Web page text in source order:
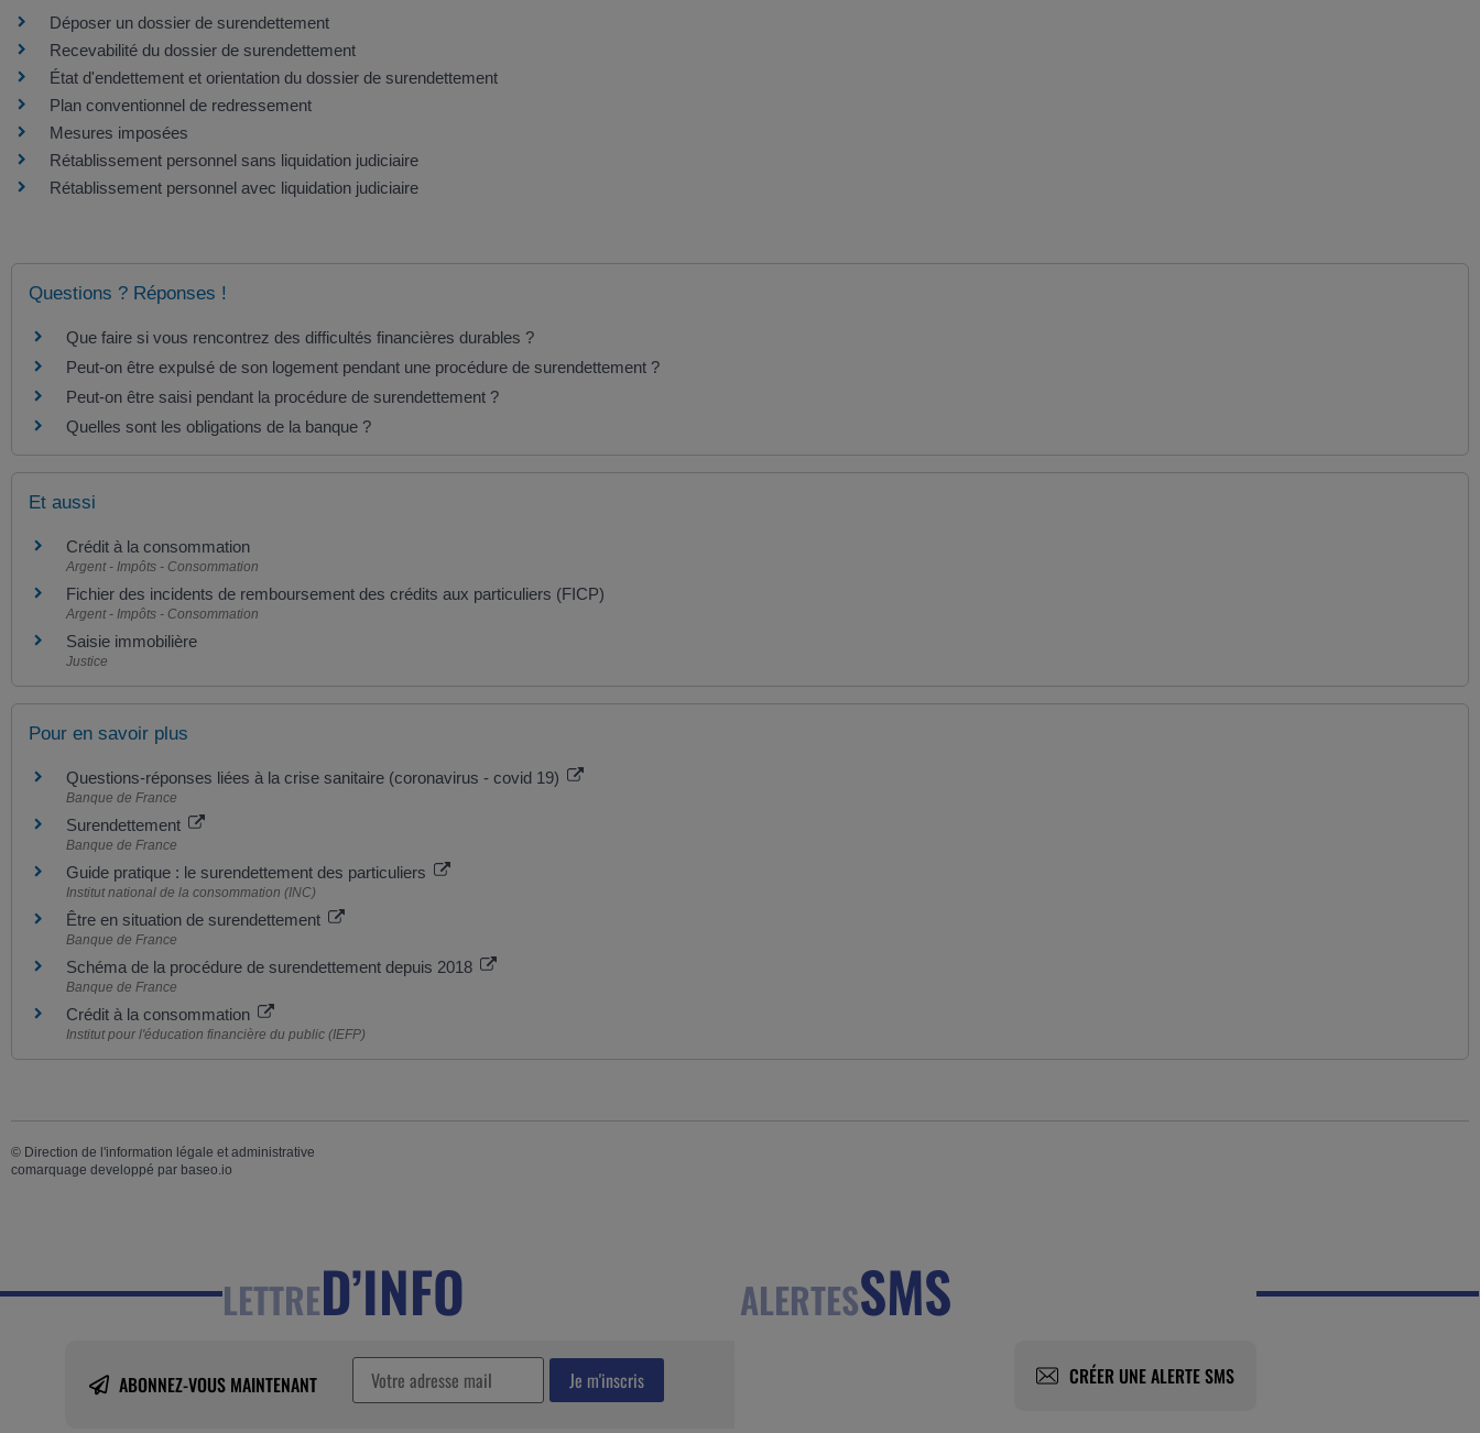
Déposer un dossier de surendettement
Recevabilité du dossier de surendettement
État d'endettement et orientation du dossier de surendettement
Plan conventionnel de redressement
Mesures imposées
Rétablissement personnel sans liquidation judiciaire
Rétablissement personnel avec liquidation judiciaire
Questions ? Réponses !
Que faire si vous rencontrez des difficultés financières durables ?
Peut-on être expulsé de son logement pendant une procédure de surendettement ?
Peut-on être saisi pendant la procédure de surendettement ?
Quelles sont les obligations de la banque ?
Et aussi
Crédit à la consommation
Argent - Impôts - Consommation
Fichier des incidents de remboursement des crédits aux particuliers (FICP)
Argent - Impôts - Consommation
Saisie immobilière
Justice
Pour en savoir plus
Questions-réponses liées à la crise sanitaire (coronavirus - covid 19)
Banque de France
Surendettement
Banque de France
Guide pratique : le surendettement des particuliers
Institut national de la consommation (INC)
Être en situation de surendettement
Banque de France
Schéma de la procédure de surendettement depuis 2018
Banque de France
Crédit à la consommation
Institut pour l'éducation financière du public (IEFP)
© Direction de l'information légale et administrative
comarquage developpé par baseo.io
LETTRED’INFO
ABONNEZ-VOUS MAINTENANT
ALERTESSMS
CRÉER UNE ALERTE SMS